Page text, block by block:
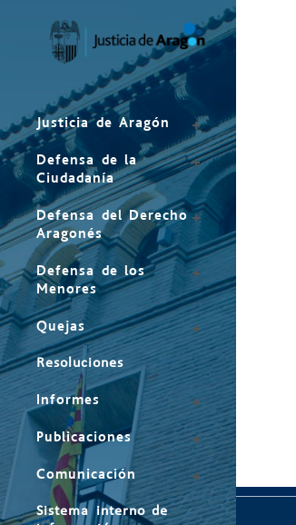
Justicia de Aragón
Defensa de la
Ciudadanía
Defensa del Derecho
Aragonés
Defensa de los
Menores
Quejas
Resoluciones
Informes
Publicaciones
Comunicación
Sistema interno de